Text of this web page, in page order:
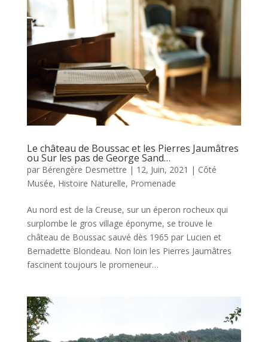
Le château de Boussac et les Pierres Jaumâtres
ou Sur les pas de George Sand…
par Bérengère Desmettre | 12, Juin, 2021 | Côté
Musée, Histoire Naturelle, Promenade
Au nord est de la Creuse, sur un éperon rocheux qui
surplombe le gros village éponyme, se trouve le
château de Boussac sauvé dès 1965 par Lucien et
Bernadette Blondeau. Non loin les Pierres Jaumâtres
fascinent toujours le promeneur…